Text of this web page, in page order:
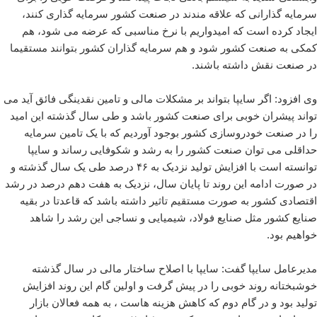
سرمایه گذارانی که علاقه مندند در صنعت کشور سرمایه گذاری کنند،
ایجاد کرده است که امیدواریم با نرخ مناسبی که عرضه می شود، هم
کمکی به صنعت کشور شود و هم سرمایه گذاران کشور بتوانند مستقیما
در صنعت نقش داشته باشند.
وی افزود: اگر سایپا بتواند بر مشکلات مالی و تامین نقدینگی فائق آید می
تواند پیشران خوبی برای صنعت کشور باشد و طی سال گذشته این امید
را در صنعت خودروسازی کشور بوجود آوردیم که با یک تامین سرمایه
حداقلی می توان صنعت کشور را به رشد و شکوفایی رساند و سایپا
توانسته است با افزایش تولید نزدیک به ۴۶ درصد طی یک سال گذشته و
در صورت ادامه این روند تا پایان سال، نزدیک به هفت دهم درصد در رشد
اقتصادی کشور به صورت مستقیم تاثیر داشته باشد که قاعدتا در بقیه
صنایع کشور مثل صنایع فولاد، شیمیایی و نساجی این رشد را شاهد
خواهیم بود.
مدیرعامل سایپا گفت: سایپا با اصلاح ساختار مالی در سال گذشته
خوشبختانه روند خوبی را در پیش گرفت و اولین گام این روند افزایش
تولید بود و در گام دوم که کاهش هزینه هاست ، به همه فعالان بازار